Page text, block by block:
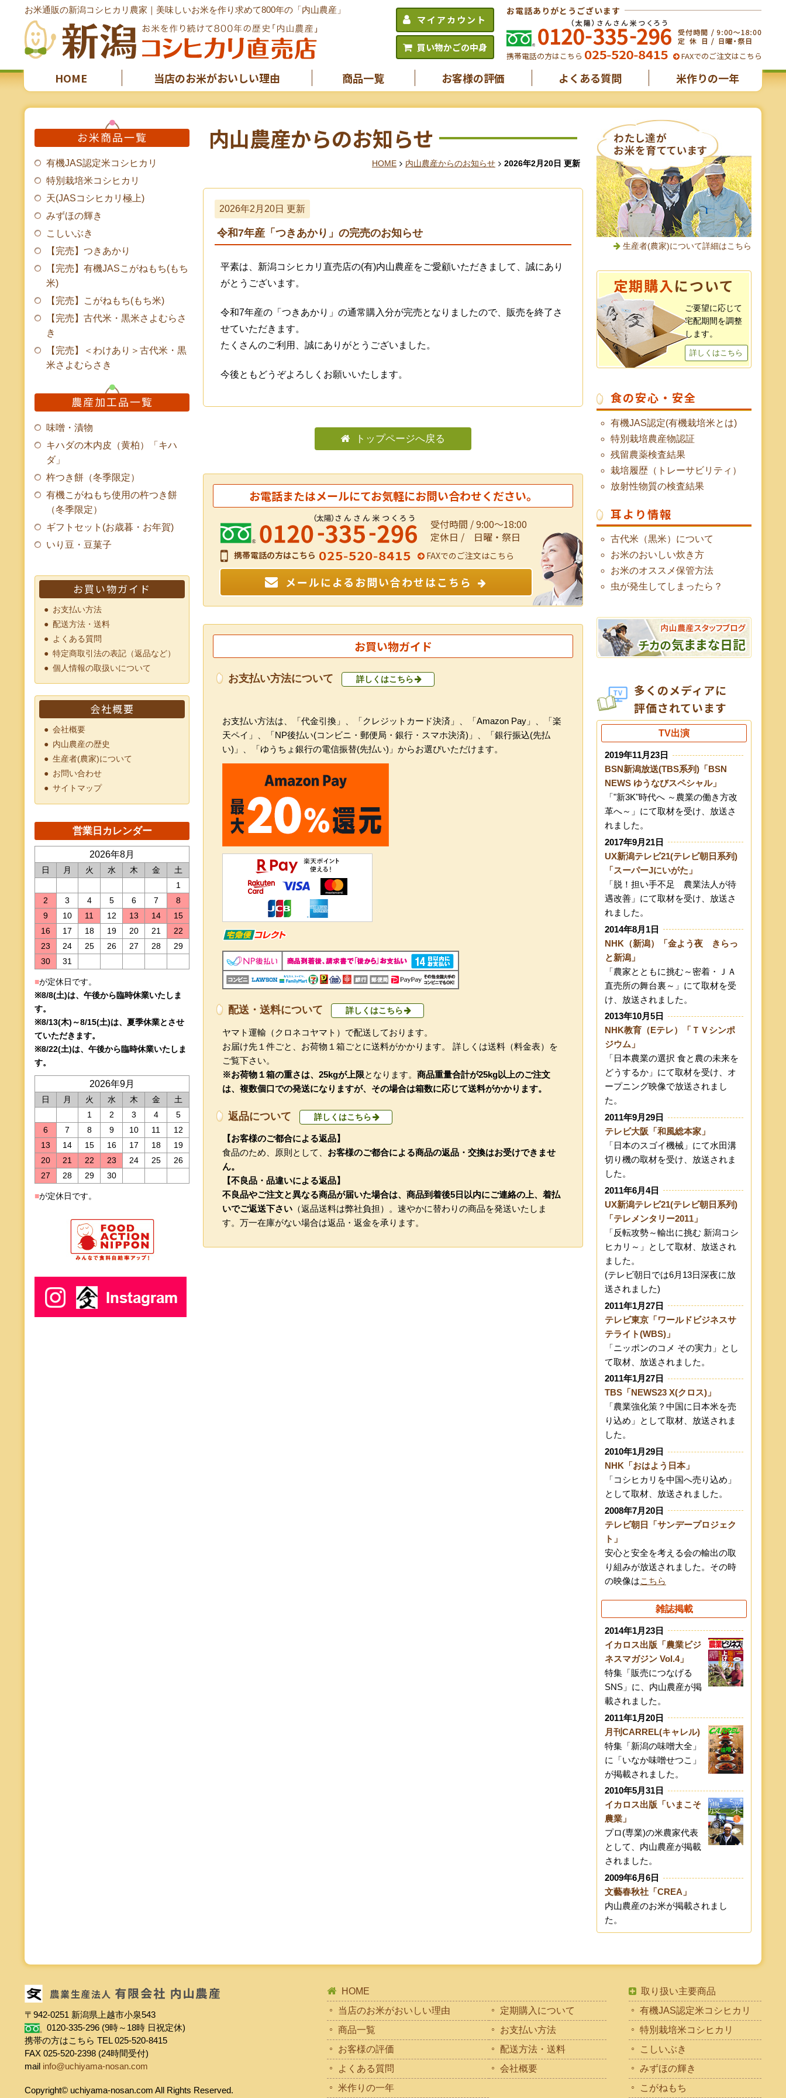
お米通販の新潟コシヒカリ農家｜美味しいお米を作り求めて800年の「内山農産」
マイアカウント
買い物かごの中身
お電話ありがとうございます
携帯電話の方はこちら FAXでのご注文はこちら
HOME 当店のお米がおいしい理由 商品一覧 お客様の評価 よくある質問 米作りの一年
お米商品一覧
有機JAS認定米コシヒカリ
特別栽培米コシヒカリ
天(JASコシヒカリ極上)
みずほの輝き
こしいぶき
【完売】つきあかり
【完売】有機JASこがねもち(もち
米)
【完売】こがねもち(もち米)
【完売】古代米・黒米さよむらさ
き
【完売】＜わけあり＞古代米・黒
米さよむらさき
農産加工品一覧
味噌・漬物
キハダの木内皮（黄柏）「キハ
ダ」
杵つき餅（冬季限定）
有機こがねもち使用の杵つき餅
（冬季限定）
ギフトセット(お歳暮・お年賀)
いり豆・豆菓子
お買い物ガイド
お支払い方法
配送方法・送料
よくある質問
特定商取引法の表記（返品など）
個人情報の取扱いについて
会社概要
会社概要
内山農産の歴史
生産者(農家)について
お問い合わせ
サイトマップ
2026年8月
日 月 火 水 木 金
土
1
2
3 4 5 6 7
8
9
10 11 12 13 14
15
16
17 18 19 20 21
22
23
24 25 26 27 28
29
30
31
■が定休日です。
※8/8(土)は、午後から臨時休業いたしま
す。
※8/13(木)～8/15(土)は、夏季休業とさせ
ていただきます。
※8/22(土)は、午後から臨時休業いたしま
す。
2026年9月
日 月 火 水 木 金
土
1
2 3 4
5
6
7 8 9 10 11
12
13
14 15 16 17 18
19
20
21 22 23 24 25
26
27
28 29 30
■が定休日です。
内山農産からのお知らせ
HOME 内山農産からのお知らせ 2026年2月20日 更新
2026年2月20日 更新
令和7年産「つきあかり」の完売のお知らせ
平素は、新潟コシヒカリ直売店の(有)内山農産をご愛顧いただきまして、誠にあり
がとうございます。
令和7年産の「つきあかり」の通常購入分が完売となりましたので、販売を終了さ
せていただきます。
たくさんのご利用、誠にありがとうございました。
今後ともどうぞよろしくお願いいたします。
トップページへ戻る
お電話またはメールにてお気軽にお問い合わせください。
受付時間 / 9:00～18:00
定休日 / 日曜・祭日
携帯電話の方はこちら FAXでのご注文はこちら
メールによるお問い合わせはこちら
お買い物ガイド
お支払い方法について 詳しくはこちら
お支払い方法は、「代金引換」、「クレジットカード決済」、「Amazon Pay」、「楽
天ペイ」、「NP後払い(コンビニ・郵便局・銀行・スマホ決済)」、「銀行振込(先払
い)」、「ゆうちょ銀行の電信振替(先払い)」からお選びいただけます。
配送・送料について 詳しくはこちら
ヤマト運輸（クロネコヤマト）で配送しております。
お届け先１件ごと、お荷物１箱ごとに送料がかかります。 詳しくは送料（料金表）を
ご覧下さい。
※お荷物１箱の重さは、25kgが上限となります。 商品重量合計が25kg以上のご注文
は、複数個口での発送になりますが、その場合は箱数に応じて送料がかかります。
返品について 詳しくはこちら
【お客様のご都合による返品】
食品のため、原則として、 お客様のご都合による商品の返品・交換はお受けできませ
ん。
【不良品・品違いによる返品】
不良品やご注文と異なる商品が届いた場合は、商品到着後5日以内にご連絡の上、着払
いでご返送下さい（返品送料は弊社負担）。速やかに替わりの商品を発送いたしま
す。万一在庫がない場合は返品・返金を承ります。
生産者(農家)について詳細はこちら
定期購入について
ご要望に応じて
宅配期間を調整
します。
詳しくはこちら
食の安心・安全
有機JAS認定(有機栽培米とは)
特別栽培農産物認証
残留農薬検査結果
栽培履歴（トレーサビリティ）
放射性物質の検査結果
耳より情報
古代米（黒米）について
お米のおいしい炊き方
お米のオススメ保管方法
虫が発生してしまったら？
多くのメディアに
評価されています
TV出演
2019年11月23日
BSN新潟放送(TBS系列)「BSN
NEWS ゆうなびスペシャル」
「"新3K"時代へ ～農業の働き方改
革へ～」にて取材を受け、放送さ
れました。
2017年9月21日
UX新潟テレビ21(テレビ朝日系列)
「スーパーJにいがた」
「脱！担い手不足 農業法人が待
遇改善」にて取材を受け、放送さ
れました。
2014年8月1日
NHK（新潟）「金よう夜 きらっ
と新潟」
「農家とともに挑む～密着・ＪＡ
直売所の舞台裏～」にて取材を受
け、放送されました。
2013年10月5日
NHK教育（Eテレ）「ＴＶシンポ
ジウム」
「日本農業の選択 食と農の未来を
どうするか」にて取材を受け、オ
ープニング映像で放送されまし
た。
2011年9月29日
テレビ大阪「和風総本家」
「日本のスゴイ機械」にて水田溝
切り機の取材を受け、放送されま
した。
2011年6月4日
UX新潟テレビ21(テレビ朝日系列)
「テレメンタリー2011」
「反転攻勢～輸出に挑む 新潟コシ
ヒカリ～」として取材、放送され
ました。
(テレビ朝日では6月13日深夜に放
送されました)
2011年1月27日
テレビ東京「ワールドビジネスサ
テライト(WBS)」
「ニッポンのコメ その実力」とし
て取材、放送されました。
2011年1月27日
TBS「NEWS23 X(クロス)」
「農業強化策？中国に日本米を売
り込め」として取材、放送されま
した。
2010年1月29日
NHK「おはよう日本」
「コシヒカリを中国へ売り込め」
として取材、放送されました。
2008年7月20日
テレビ朝日「サンデープロジェク
ト」
安心と安全を考える会の輸出の取
り組みが放送されました。その時
の映像はこちら
雑誌掲載
2014年1月23日
イカロス出版「農業ビジ
ネスマガジン Vol.4」
特集「販売につなげる
SNS」に、内山農産が掲
載されました。
2011年1月20日
月刊CARREL(キャレル)
特集「新潟の味噌大全」
に「いなか味噌せつこ」
が掲載されました。
2010年5月31日
イカロス出版「いまこそ
農業」
プロ(専業)の米農家代表
として、内山農産が掲載
されました。
2009年6月6日
文藝春秋社「CREA」
内山農産のお米が掲載されまし
た。
〒942-0251 新潟県上越市小泉543
0120-335-296 (9時～18時 日祝定休)
携帯の方はこちら TEL 025-520-8415
FAX 025-520-2398 (24時間受付)
mail info@uchiyama-nosan.com
Copyright© uchiyama-nosan.com All Rights Reserved.
HOME
当店のお米がおいしい理由
商品一覧
お客様の評価
よくある質問
米作りの一年
定期購入について
お支払い方法
配送方法・送料
会社概要
取り扱い主要商品
有機JAS認定米コシヒカリ
特別栽培米コシヒカリ
こしいぶき
みずほの輝き
こがねもち